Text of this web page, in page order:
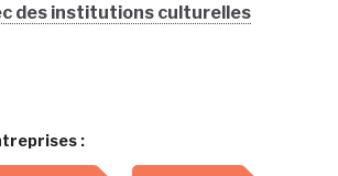
des institutions culturelles
: